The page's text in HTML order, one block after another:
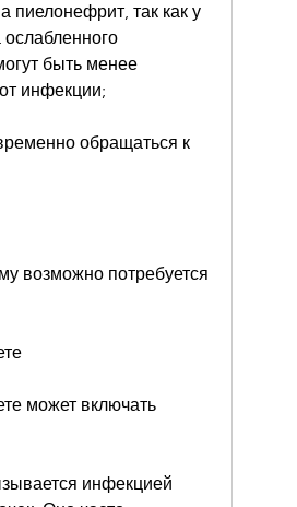
пиелонефрит, так как у
ослабленного
быть менее
инфекции;
обращаться к
возможно потребуется
может включать
инфекцией